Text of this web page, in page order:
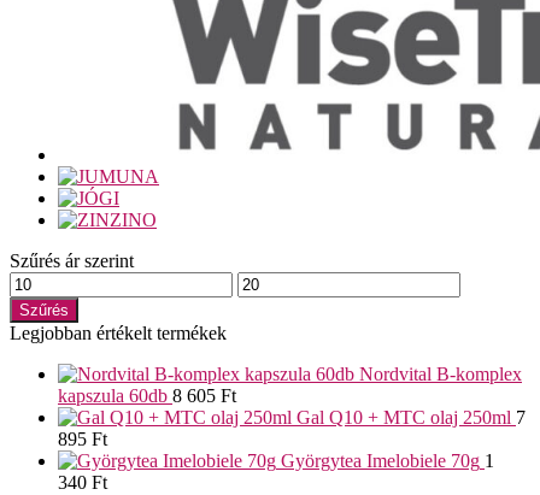
Szűrés ár szerint
Min
ár
Max
ár
Szűrés
Legjobban értékelt termékek
Nordvital B-komplex
kapszula 60db 8 605 Ft
Gal Q10 + MTC olaj 250ml 7
895 Ft
Györgytea Imelobiele 70g 1
340 Ft